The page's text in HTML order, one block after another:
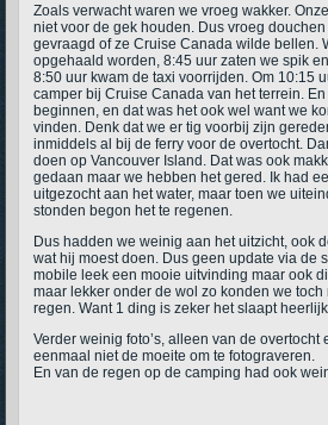
Zoals verwacht waren we vroeg wakker.
niet voor de gek houden. Dus vroeg
gevraagd of ze Cruise Canada wilde bellen.
opgehaald worden, 8:45 uur zaten we spik
8:50 uur kwam de taxi voorrijden. Om 10:15
camper bij Cruise Canada van het terrein.
beginnen, en dat was het ook wel want we
vinden. Denk dat we er tig voorbij zijn
inmiddels al bij de ferry voor de overtocht.
doen op Vancouver Island. Dat was ook
gedaan maar we hebben het gered. Ik had
uitgezocht aan het water, maar toen we
stonden begon het te regenen.
Dus hadden we weinig aan het uitzicht, ook
wat hij moest doen. Dus geen update via de
mobile leek een mooie uitvinding maar ook
maar lekker onder de wol zo konden we
regen. Want 1 ding is zeker het slaapt
Verder weinig foto’s, alleen van de overtocht
eenmaal niet de moeite om te fotograveren.
En van de regen op de camping had ook